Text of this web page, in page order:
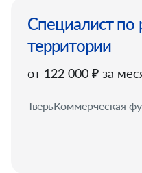
Специалист по
территории
от 122 000 ₽ за
ТверьКоммерческая